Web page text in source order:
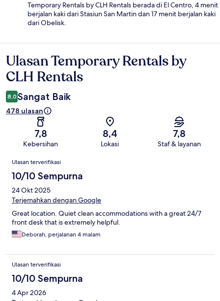
Temporary Rentals by CLH Rentals berada di El Centro, 4 menit
berjalan kaki dari Stasiun San Martin dan 17 menit berjalan kaki
dari Obelisk.
Ulasan
Ulasan Temporary Rentals by
CLH Rentals
8,0 Sangat Baik
478 ulasan
7,8
Kebersihan
8,4
Lokasi
7,8
Staf & layanan
Ulasan
Ulasan terverifikasi
10/10 Sempurna
24 Okt 2025
Terjemahkan dengan Google
Great location. Quiet clean accommodations with a great 24/7
front desk that is extremely helpful.
Deborah, perjalanan 4 malam
Ulasan terverifikasi
10/10 Sempurna
4 Apr 2026